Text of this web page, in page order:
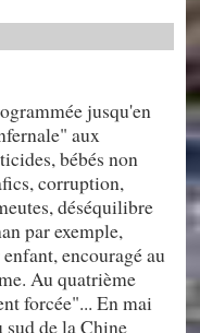
jusqu'en
aux
bébés non
corruption,
déséquilibre
par exemple,
encouragé au
Au quatrième
forcée"... En mai
sud de la Chine